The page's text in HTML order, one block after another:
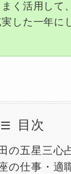
く活用して
した一年に
目次
の五星三心
の仕事・適